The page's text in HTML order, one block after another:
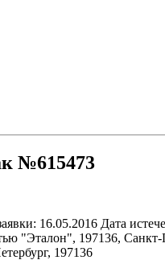
№615473
16.05.2016 Дата
"Эталон", 197136,
197136